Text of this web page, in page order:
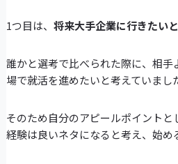
1つ目は、 将来大手企業に行きたい
誰かと選考で比べられた際に、相
場で就活を進めたいと考えていまし
そのため自分のアピールポイントと
経験は良いネタになると考え、始め